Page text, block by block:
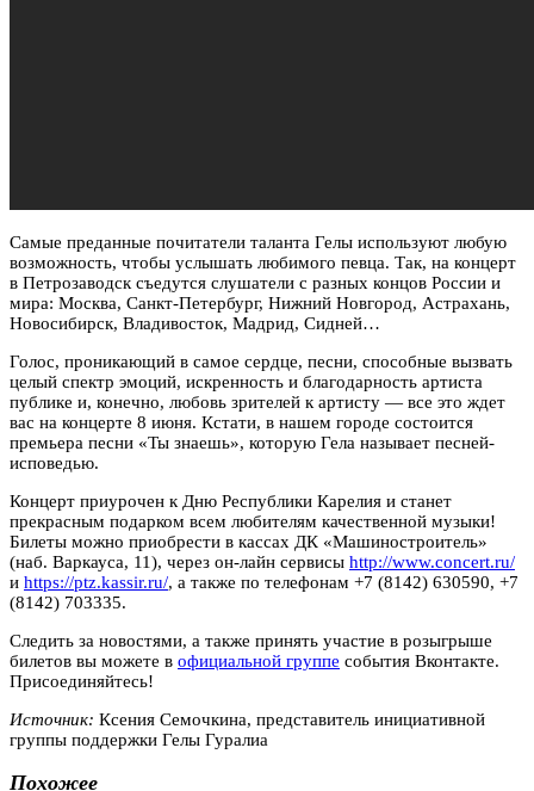
Самые преданные почитатели таланта Гелы используют любую
возможность, чтобы услышать любимого певца. Так, на концерт
в Петрозаводск съедутся слушатели с разных концов России и
мира: Москва, Санкт-Петербург, Нижний Новгород, Астрахань,
Новосибирск, Владивосток, Мадрид, Сидней…
Голос, проникающий в самое сердце, песни, способные вызвать
целый спектр эмоций, искренность и благодарность артиста
публике и, конечно, любовь зрителей к артисту — все это ждет
вас на концерте 8 июня. Кстати, в нашем городе состоится
премьера песни «Ты знаешь», которую Гела называет песней-
исповедью.
Концерт приурочен к Дню Республики Карелия и станет
прекрасным подарком всем любителям качественной музыки!
Билеты можно приобрести в кассах ДК «Машиностроитель»
(наб. Варкауса, 11), через он-лайн сервисы http://www.concert.ru/
и https://ptz.kassir.ru/, а также по телефонам +7 (8142) 630590, +7
(8142) 703335.
Следить за новостями, а также принять участие в розыгрыше
билетов вы можете в официальной группе события Вконтакте.
Присоединяйтесь!
Источник: Ксения Семочкина, представитель инициативной
группы поддержки Гелы Гуралиа
Похожее